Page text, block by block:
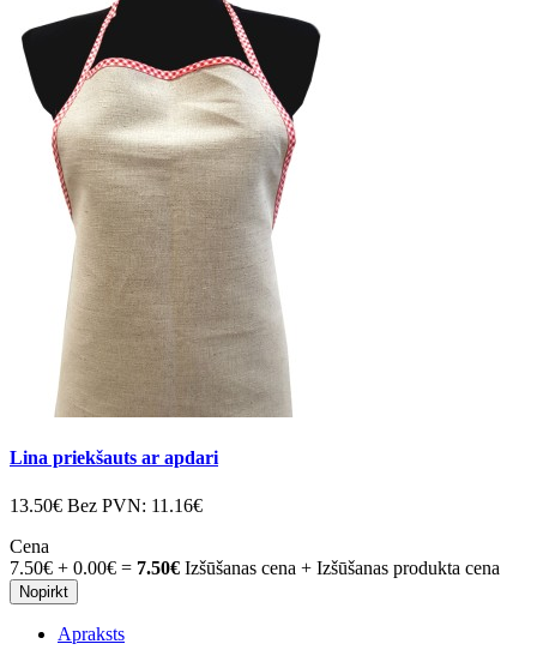
Lina priekšauts ar apdari
13.50€ Bez PVN: 11.16€
Cena
7.50€ + 0.00€ = 7.50€ Izšūšanas cena + Izšūšanas produkta cena
Nopirkt
Apraksts